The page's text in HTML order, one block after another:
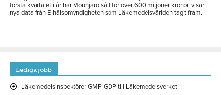
första kvartalet i år har Mounjaro sålt för över 600 miljoner kronor, visar
nya data från E-hälsomyndigheten som Läkemedelsvärlden tagit fram.
Lediga jobb
Läkemedelsinspektörer GMP-GDP till Läkemedelsverket